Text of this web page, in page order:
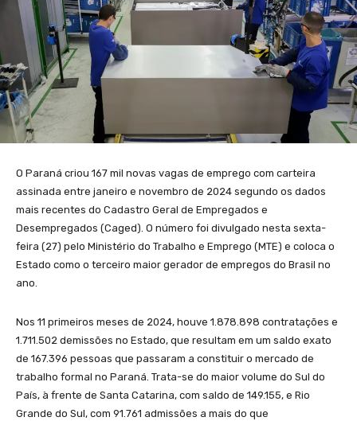
O Paraná criou 167 mil novas vagas de emprego com carteira
assinada entre janeiro e novembro de 2024 segundo os dados
mais recentes do Cadastro Geral de Empregados e
Desempregados (Caged). O número foi divulgado nesta sexta-
feira (27) pelo Ministério do Trabalho e Emprego (MTE) e coloca o
Estado como o terceiro maior gerador de empregos do Brasil no
ano.
Nos 11 primeiros meses de 2024, houve 1.878.898 contratações e
1.711.502 demissões no Estado, que resultam em um saldo exato
de 167.396 pessoas que passaram a constituir o mercado de
trabalho formal no Paraná. Trata-se do maior volume do Sul do
País, à frente de Santa Catarina, com saldo de 149.155, e Rio
Grande do Sul, com 91.761 admissões a mais do que